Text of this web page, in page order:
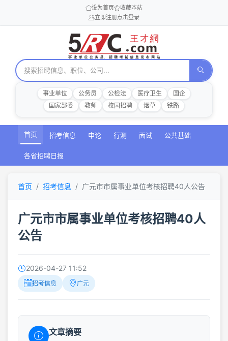
设为首页
收藏本站
立即注册点击登录
事业单位 公务员 公检法 医疗卫生
国企
国家部委
教师 校园招聘 烟草 铁路
首页 招考信息 申论 行测 面试 公共基础
各省招聘日报
首页 招考信息 广元市市属事业单位考核招聘40人公告
广元市市属事业单位考核招聘40人
公告
2026-04-27 11:52
招考信息 广元
文章摘要